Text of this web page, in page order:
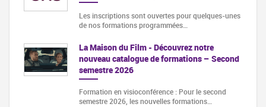
Les inscriptions sont ouvertes pour quelques-unes
de nos formations programmées…
La Maison du Film - Découvrez notre
nouveau catalogue de formations – Second
semestre 2026
Formation en visioconférence : Pour le second
semestre 2026, les nouvelles formations…